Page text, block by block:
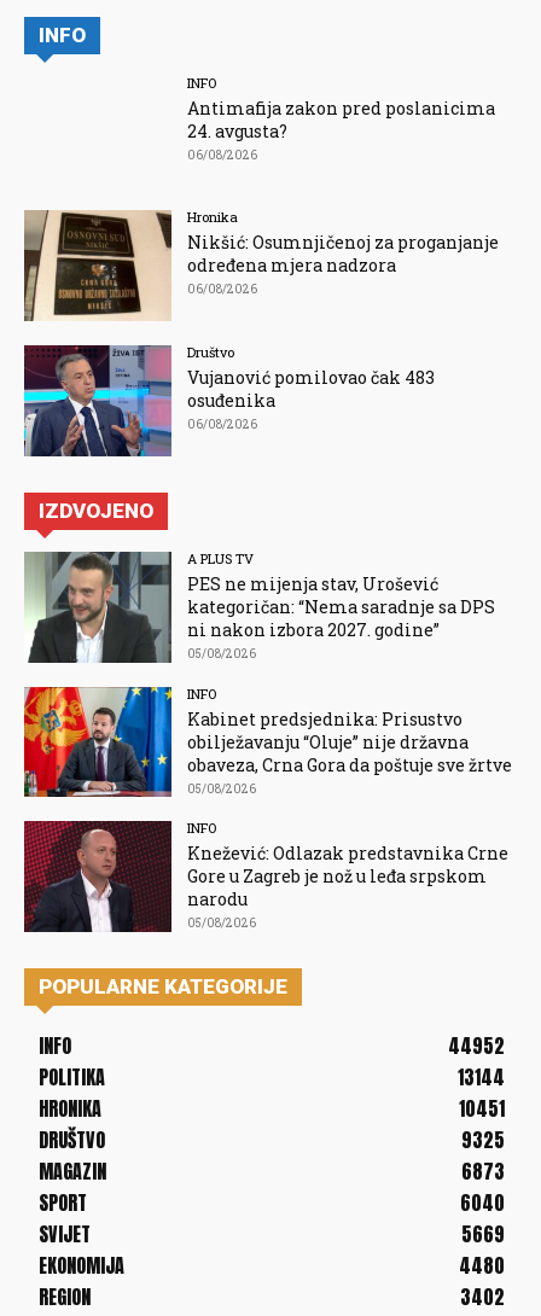
INFO
INFO
Antimafija zakon pred poslanicima
24. avgusta?
06/08/2026
Hronika
Nikšić: Osumnjičenoj za proganjanje
određena mjera nadzora
06/08/2026
Društvo
Vujanović pomilovao čak 483
osuđenika
06/08/2026
IZDVOJENO
A PLUS TV
PES ne mijenja stav, Urošević
kategoričan: “Nema saradnje sa DPS
ni nakon izbora 2027. godine”
05/08/2026
INFO
Kabinet predsjednika: Prisustvo
obilježavanju “Oluje” nije državna
obaveza, Crna Gora da poštuje sve žrtve
05/08/2026
INFO
Knežević: Odlazak predstavnika Crne
Gore u Zagreb je nož u leđa srpskom
narodu
05/08/2026
POPULARNE KATEGORIJE
INFO
44952
POLITIKA
13144
HRONIKA
10451
DRUŠTVO
9325
MAGAZIN
6873
SPORT
6040
SVIJET
5669
EKONOMIJA
4480
REGION
3402